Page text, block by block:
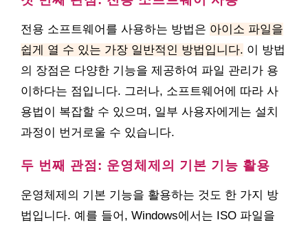
전용 소프트웨어를 사용하는 방법은 아이소 파일을
쉽게 열 수 있는 가장 일반적인 방법입니다. 이 방법
의 장점은 다양한 기능을 제공하여 파일 관리가 용
이하다는 점입니다. 그러나, 소프트웨어에 따라 사
용법이 복잡할 수 있으며, 일부 사용자에게는 설치
과정이 번거로울 수 있습니다.
두 번째 관점: 운영체제의 기본 기능 활용
운영체제의 기본 기능을 활용하는 것도 한 가지 방
법입니다. 예를 들어, Windows에서는 ISO 파일을